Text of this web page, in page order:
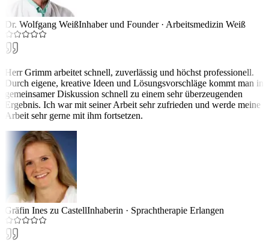
Dr. Wolfgang WeißInhaber und Founder· Arbeitsmedizin Weiß
Herr Grimm arbeitet schnell, zuverlässig und höchst professionell.
Durch eigene, kreative Ideen und Lösungsvorschläge kommt man in
gemeinsamer Diskussion schnell zu einem sehr überzeugenden
Ergebnis. Ich war mit seiner Arbeit sehr zufrieden und werde meine
Arbeit sehr gerne mit ihm fortsetzen.
Gräfin Ines zu CastellInhaberin · Sprachtherapie Erlangen